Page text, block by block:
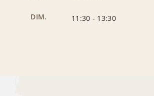
DIM. 11:30 - 13:30